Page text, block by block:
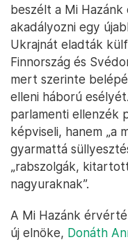
beszélt a Mi
akadályozni egy
Ukrajnát eladták
Finnország és
mert szerinte
elleni háború
parlamenti ellenzék
képviseli, hanem „a
gyarmattá
„rabszolgák,
nagyuraknak”.
A Mi Hazánk
új elnöke, Donáth